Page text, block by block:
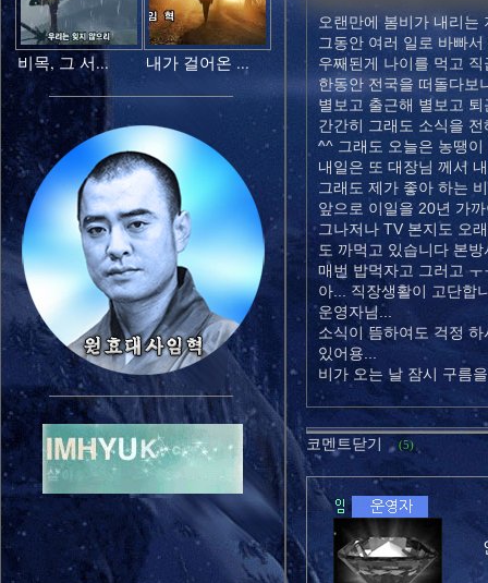
비목, 그 서... 내가 걸어온 ...
오랜만에 봄비가 내리
그동안 여러 일로 바빠
우째된게 나이를 먹고
한동안 전국을 떠돌다보
별보고 출근해 별보고
간간히 그래도 소식을
^^ 그래도 오늘은 농땡
내일은 또 대장님 께서
그래도 제가 좋아 하는
앞으로 이일을 20년 가
그나저나 TV 본지도 오
도 까먹고 있습니다 본
매번 밥먹자고 그러고
아... 직장생활이 고단합
운영자님...
소식이 뜸하여도 걱정
있어용...
비가 오는 날 잠시 구름
코멘트닫기 (5)